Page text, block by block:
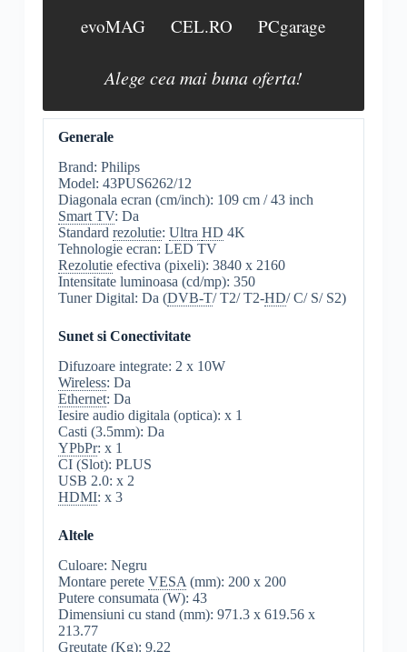
evoMAG CEL.RO PCgarage
Alege cea mai buna oferta!
Generale
Brand: Philips
Model: 43PUS6262/12
Diagonala ecran (cm/inch): 109 cm / 43 inch
Smart TV: Da
Standard rezolutie: Ultra HD 4K
Tehnologie ecran: LED TV
Rezolutieefectiva (pixeli): 3840 x 2160
Intensitate luminoasa (cd/mp): 350
Tuner Digital: Da (DVB-T/ T2/ T2-HD/ C/ S/ S2)
Sunet si Conectivitate
Difuzoare integrate: 2 x 10W
Wireless: Da
Ethernet: Da
Iesire audio digitala (optica): x 1
Casti (3.5mm): Da
YPbPr: x 1
CI (Slot): PLUS
USB 2.0: x 2
HDMI: x 3
Altele
Culoare: Negru
Montare perete VESA (mm): 200 x 200
Putere consumata (W): 43
Dimensiuni cu stand (mm): 971.3 x 619.56 x
213.77
Greutate (Kg): 9.22